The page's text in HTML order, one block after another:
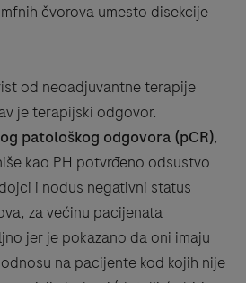
čvorova umesto disekcije
od neoadjuvantne terapije
je terapijski odgovor.
patološkog odgovora (pCR),
kao PH potvrđeno odsustvo
i nodus negativni status
za većinu pacijenata
jer je pokazano da oni imaju
na pacijente kod kojih nije